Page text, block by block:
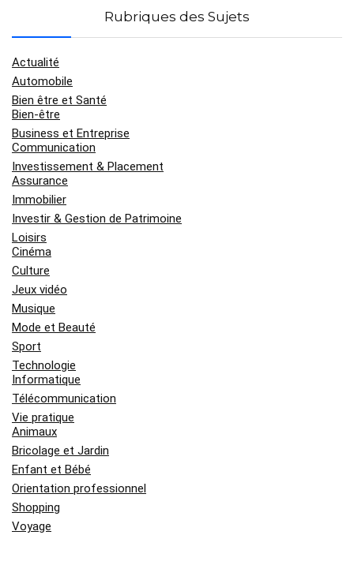
Rubriques des Sujets
Actualité
Automobile
Bien être et Santé
Bien-être
Business et Entreprise
Communication
Investissement & Placement
Assurance
Immobilier
Investir & Gestion de Patrimoine
Loisirs
Cinéma
Culture
Jeux vidéo
Musique
Mode et Beauté
Sport
Technologie
Informatique
Télécommunication
Vie pratique
Animaux
Bricolage et Jardin
Enfant et Bébé
Orientation professionnel
Shopping
Voyage